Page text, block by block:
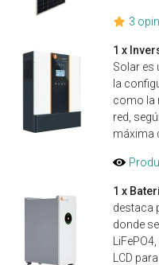
3
1 x
Solar es
la
como la
red,
máxima
1 x
destaca
donde
LCD